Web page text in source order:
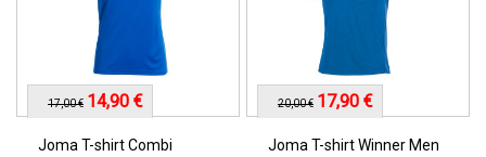
Joma T-shirt Combi
17,00 € 14,90 €
Joma T-shirt Winner Men
20,00 € 17,90 €